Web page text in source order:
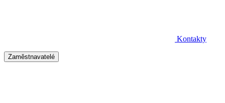
Kontakty
Zaměstnavatelé